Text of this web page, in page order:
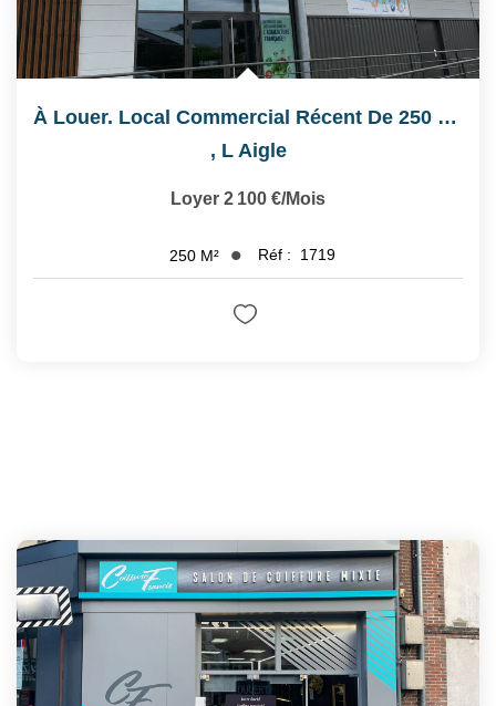
À Louer. Local Commercial Récent De 250 M² . Emplacement...
, L Aigle
Loyer 2 100 €/mois
250 M² Réf : 1719